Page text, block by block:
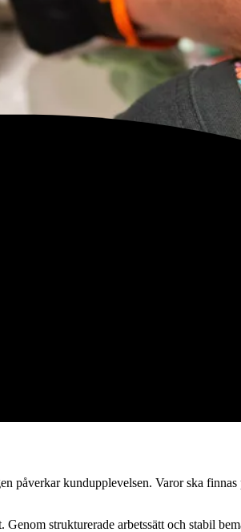
påverkar kundupplevelsen. Varor ska
strukturerade arbetssätt och stabil